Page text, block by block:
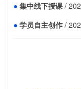
● 集中线下授课 /
● 学员自主创作 /